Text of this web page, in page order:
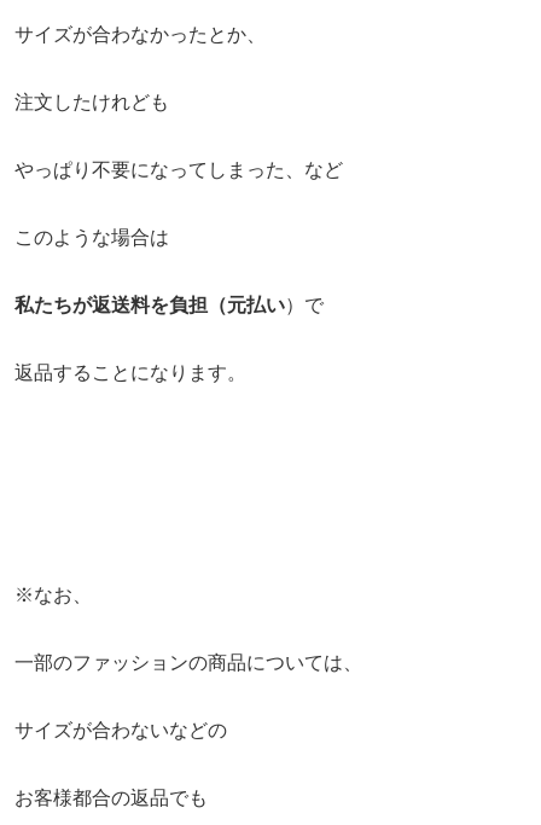
サイズが合わなかったとか、
注文したけれども
やっぱり不要になってしまった、など
このような場合は
私たちが返送料を負担（元払い）で
返品することになります。
※なお、
一部のファッションの商品については、
サイズが合わないなどの
お客様都合の返品でも